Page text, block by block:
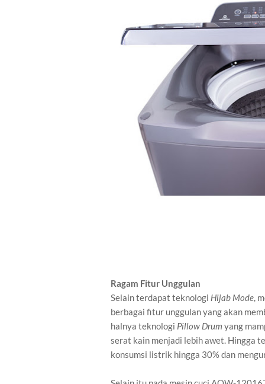
Ragam Fitur Unggulan
Selain terdapat teknologi Hijab Mode,
berbagai fitur unggulan yang akan
halnya teknologi Pillow Drum yang
serat kain menjadi lebih awet. Hingga
konsumsi listrik hingga 30% dan